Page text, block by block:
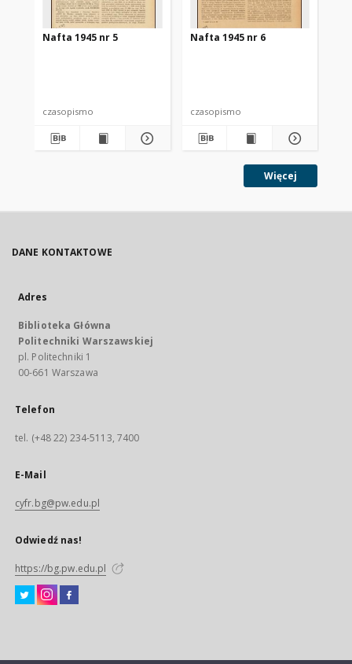
Nafta 1945 nr 5
czasopismo
Nafta 1945 nr 6
czasopismo
Więcej
DANE KONTAKTOWE
Adres
Biblioteka Główna
Politechniki Warszawskiej
pl. Politechniki 1
00-661 Warszawa
Telefon
tel. (+48 22) 234-5113, 7400
E-Mail
cyfr.bg@pw.edu.pl
Odwiedź nas!
https://bg.pw.edu.pl